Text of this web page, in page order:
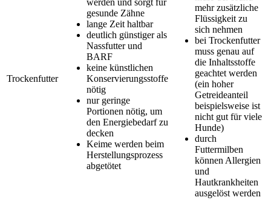
Trockenfutter
werden und sorgt für
gesunde Zähne
lange Zeit haltbar
deutlich günstiger als
Nassfutter und
BARF
keine künstlichen
Konservierungsstoffe
nötig
nur geringe
Portionen nötig, um
den Energiebedarf zu
decken
Keime werden beim
Herstellungsprozess
abgetötet
mehr zusätzliche
Flüssigkeit zu
sich nehmen
bei Trockenfutter
muss genau auf
die Inhaltsstoffe
geachtet werden
(ein hoher
Getreideanteil
beispielsweise ist
nicht gut für viele
Hunde)
durch
Futtermilben
können Allergien
und
Hautkrankheiten
ausgelöst werden